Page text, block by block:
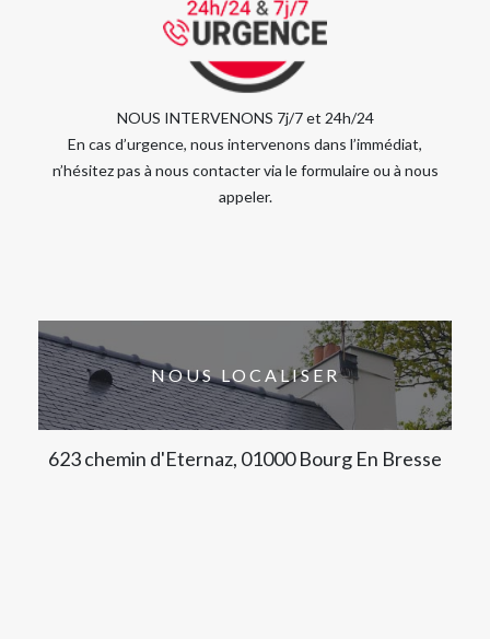
NOUS INTERVENONS 7j/7 et 24h/24
En cas d’urgence, nous intervenons dans l’immédiat,
n’hésitez pas à nous contacter via le formulaire ou à nous
appeler.
NOUS LOCALISER
623 chemin d'Eternaz, 01000 Bourg En Bresse